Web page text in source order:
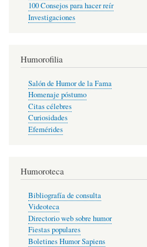
100 Consejos para hacer reír
Investigaciones
Humorofilia
Salón de Humor de la Fama
Homenaje póstumo
Citas célebres
Curiosidades
Efemérides
Humoroteca
Bibliografía de consulta
Videoteca
Directorio web sobre humor
Fiestas populares
Boletines Humor Sapiens